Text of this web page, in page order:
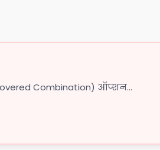
Combination) ऑप्शन...